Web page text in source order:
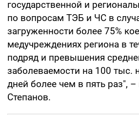
государственной и
по вопросам ТЭБ и ЧС в
загруженности более 75%
медучреждениях региона в
подряд и превышения
заболеваемости на 100 тыс.
дней более чем в пять раз", –
Степанов.